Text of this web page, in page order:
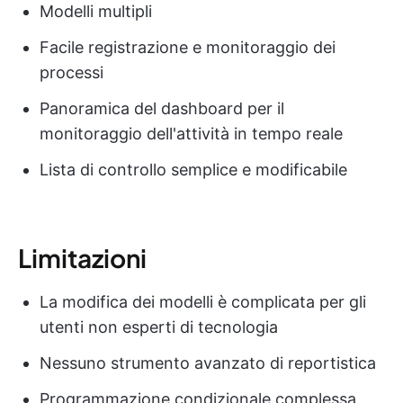
Modelli multipli
Facile registrazione e monitoraggio dei
processi
Panoramica del dashboard per il
monitoraggio dell'attività in tempo reale
Lista di controllo semplice e modificabile
Limitazioni
La modifica dei modelli è complicata per gli
utenti non esperti di tecnologia
Nessuno strumento avanzato di reportistica
Programmazione condizionale complessa